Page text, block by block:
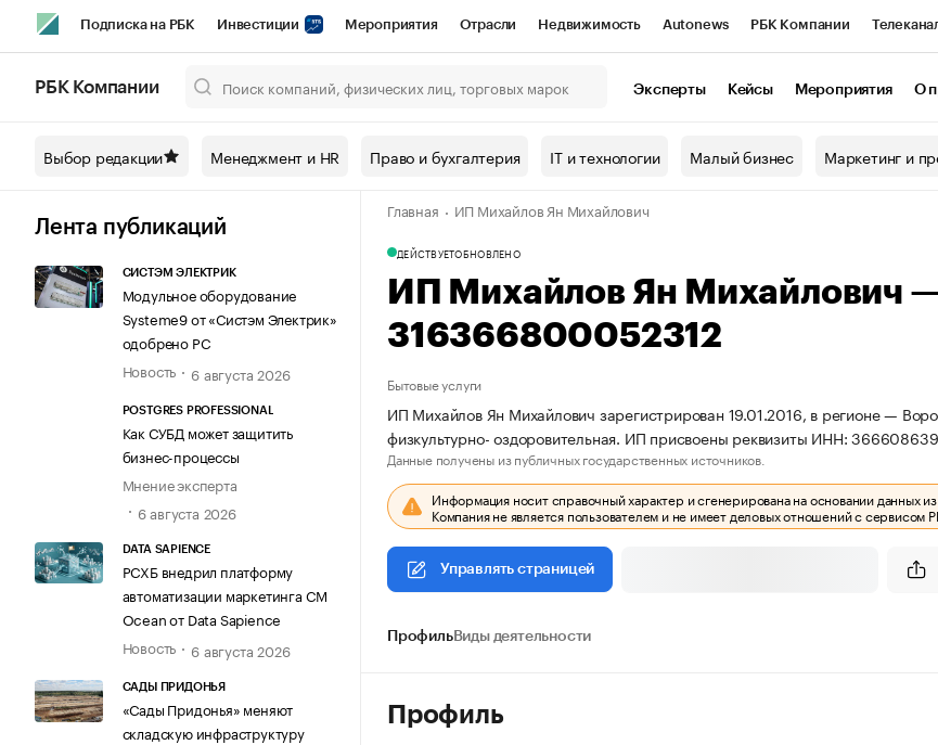
Подписка на РБК Инвестиции Мероприятия Отрасли Недвижимость Autonews РБК Компании
Спецпроекты СПб Конференции СПб Спецпроекты Проверка контрагентов
Технологии и медиа Рынок наличной валюты
РБК Компании Эксперты Кейсы Мероприятия О
Выбор редакции Менеджмент и HR Право и бухгалтерия IT и технологии Малый бизнес Маркетинг и
Лента публикаций
СИСТЭМ ЭЛЕКТРИК
Модульное оборудование
Systeme9 от «Систэм Электрик»
одобрено РС
Новость
6 августа 2026
POSTGRES PROFESSIONAL
Как СУБД может защитить
бизнес-процессы
Мнение эксперта
6 августа 2026
DATA SAPIENCE
РСХБ внедрил платформу
автоматизации маркетинга CM
Ocean от Data Sapience
Новость
6 августа 2026
САДЫ ПРИДОНЬЯ
«Сады Придонья» меняют
складскую инфраструктуру
Главная ИП Михайлов Ян Михайлович
ДЕЙСТВУЕТОБНОВЛЕНО
ИП Михайлов Ян Михайлович
316366800052312
Бытовые услуги
ИП Михайлов Ян Михайлович зарегистрирован 19.01.2016, в регионе —
физкультурно- оздоровительная. ИП присвоены реквизиты ИНН:
Данные получены из публичных государственных источников.
Информация носит справочный характер и сгенерирована на основании данных
Компания не является пользователем и не имеет деловых отношений с сервисом
Управлять страницей
ПрофильВиды деятельности
Профиль